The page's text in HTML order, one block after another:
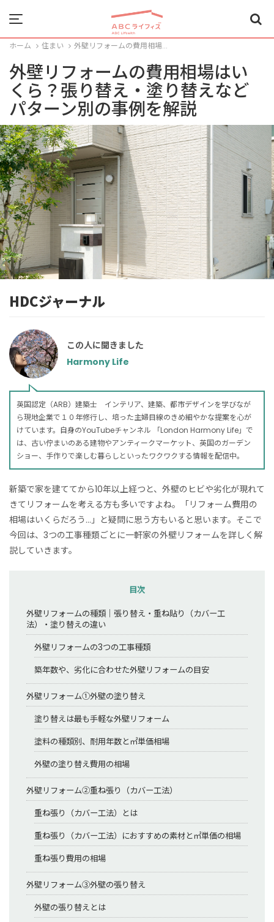
Menu
ホーム 住まい 外壁リフォームの費用相場...
外壁リフォームの費用相場はい
くら？張り替え・塗り替えなど
パターン別の事例を解説
HDCジャーナル
この人に聞きました
Harmony Life
英国認定（ARB）建築士 インテリア、建築、都市デザインを学びなが
ら現地企業で１０年修行し、培った主婦目線のきめ細やかな提案を心が
けています。自身のYouTubeチャンネル 「London Harmony Life」で
は、古い佇まいのある建物やアンティークマーケット、英国のガーデン
ショー、手作りで楽しむ暮らしといったワクワクする情報を配信中。
新築で家を建ててから10年以上経つと、外壁のヒビや劣化が現れて
きてリフォームを考える方も多いですよね。「リフォーム費用の
相場はいくらだろう…」と疑問に思う方もいると思います。そこで
今回は、3つの工事種類ごとに一軒家の外壁リフォームを詳しく解
説していきます。
目次
外壁リフォームの種類｜張り替え・重ね貼り（カバー工
法）・塗り替えの違い
外壁リフォームの3つの工事種類
築年数や、劣化に合わせた外壁リフォームの目安
外壁リフォーム①外壁の塗り替え
塗り替えは最も手軽な外壁リフォーム
塗料の種類別、耐用年数と㎡単価相場
外壁の塗り替え費用の相場
外壁リフォーム②重ね張り（カバー工法）
重ね張り（カバー工法）とは
重ね張り（カバー工法）におすすめの素材と㎡単価の相場
重ね張り費用の相場
外壁リフォーム③外壁の張り替え
外壁の張り替えとは